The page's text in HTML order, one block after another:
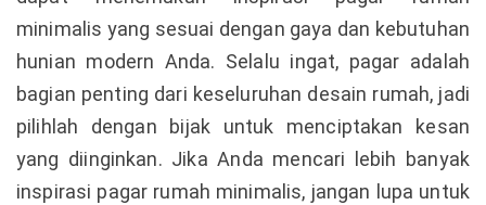
minimalis yang sesuai dengan gaya dan kebutuhan
hunian modern Anda. Selalu ingat, pagar adalah
bagian penting dari keseluruhan desain rumah, jadi
pilihlah dengan bijak untuk menciptakan kesan
yang diinginkan. Jika Anda mencari lebih banyak
inspirasi pagar rumah minimalis, jangan lupa untuk